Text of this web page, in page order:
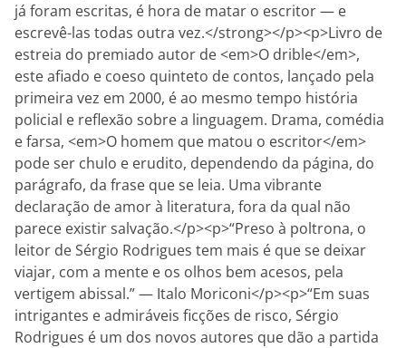
já foram escritas, é hora de matar o escritor — e
escrevê-las todas outra vez.</strong></p><p>Livro de
estreia do premiado autor de <em>O drible</em>,
este afiado e coeso quinteto de contos, lançado pela
primeira vez em 2000, é ao mesmo tempo história
policial e reflexão sobre a linguagem. Drama, comédia
e farsa, <em>O homem que matou o escritor</em>
pode ser chulo e erudito, dependendo da página, do
parágrafo, da frase que se leia. Uma vibrante
declaração de amor à literatura, fora da qual não
parece existir salvação.</p><p>“Preso à poltrona, o
leitor de Sérgio Rodrigues tem mais é que se deixar
viajar, com a mente e os olhos bem acesos, pela
vertigem abissal.” — Italo Moriconi</p><p>“Em suas
intrigantes e admiráveis ficções de risco, Sérgio
Rodrigues é um dos novos autores que dão a partida